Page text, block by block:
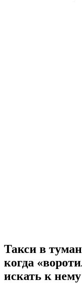
Такси в
когда
искать к